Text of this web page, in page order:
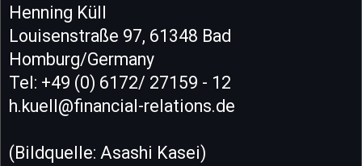
Henning Küll
Louisenstraße 97, 61348 Bad
Homburg/Germany
Tel: +49 (0) 6172/ 27159 - 12
h.kuell@financial-relations.de
(Bildquelle: Asashi Kasei)